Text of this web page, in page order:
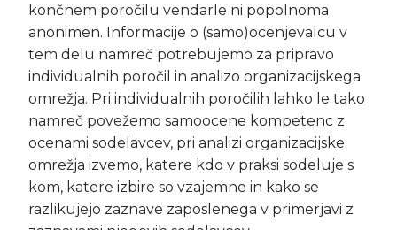
končnem poročilu vendarle ni popolnoma
anonimen. Informacije o (samo)ocenjevalcu v
tem delu namreč potrebujemo za pripravo
individualnih poročil in analizo organizacijskega
omrežja. Pri individualnih poročilih lahko le tako
namreč povežemo samoocene kompetenc z
ocenami sodelavcev, pri analizi organizacijske
omrežja izvemo, katere kdo v praksi sodeluje s
kom, katere izbire so vzajemne in kako se
razlikujejo zaznave zaposlenega v primerjavi z